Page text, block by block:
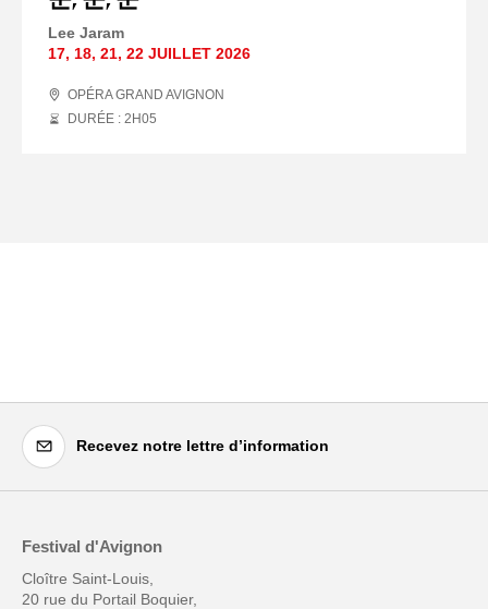
Lee Jaram
17, 18, 21, 22 JUILLET 2026
OPÉRA GRAND AVIGNON
DURÉE : 2 H05
Recevez notre lettre d’information
Festival d'Avignon
Cloître Saint-Louis,
20 rue du Portail Boquier,